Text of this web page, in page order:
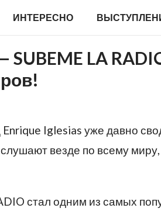
ИНТЕРЕСНО
SUBEME LA
Iglesias уже давно
везде по всему
стал одним из самых